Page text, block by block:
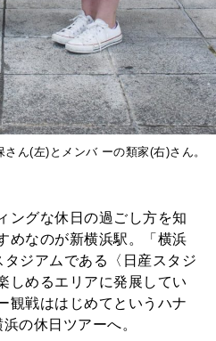
ん(左)とメンバ ーの類家(右)さん。
ングな休日の過ごし方を知
めなのが新横浜駅。「横浜
ジアムである〈日産スタジ
しめるエリアに発展してい
観戦ははじめてというハナ
の休日ツアーへ。